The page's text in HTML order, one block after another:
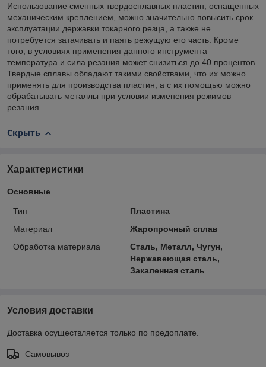
Использование сменных твердосплавных пластин, оснащенных
механическим креплением, можно значительно повысить срок
эксплуатации державки токарного резца, а также не
потребуется затачивать и паять режущую его часть. Кроме
того, в условиях применения данного инструмента
температура и сила резания может снизиться до 40 процентов.
Твердые сплавы обладают такими свойствами, что их можно
применять для производства пластин, а с их помощью можно
обрабатывать металлы при условии изменения режимов
резания.
Скрыть
Характеристики
Основные
Тип
Пластина
Материал
Жаропрочный сплав
Обработка материала
Сталь, Металл, Чугун,
Нержавеющая сталь,
Закаленная сталь
Условия доставки
Доставка осуществляется только по предоплате.
Самовывоз